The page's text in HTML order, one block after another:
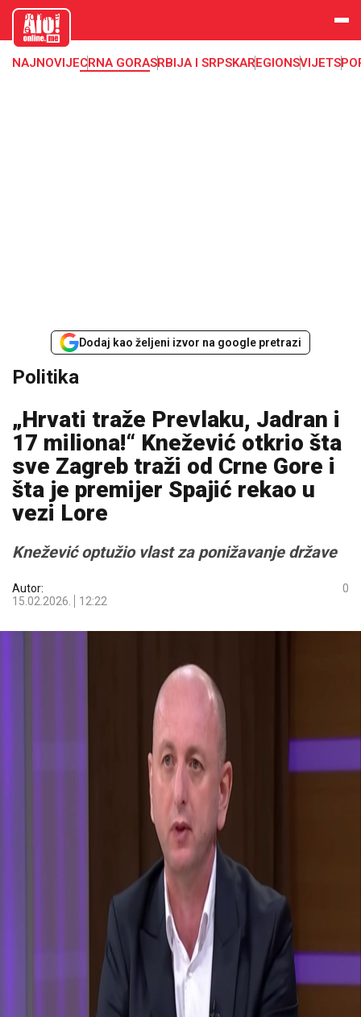
aloonline.
me
NAJNOVIJECRNA GORASRBIJA I SRPSKAREGIONSVIJET
Dodaj kao željeni izvor na google pretrazi
Politika
„Hrvati traže Prevlaku, Jadran i
17 miliona!“ Knežević otkrio šta
sve Zagreb traži od Crne Gore i
šta je premijer Spajić rekao u
vezi Lore
Knežević optužio vlast za ponižavanje države
Autor:
15.02.2026.
12:22
0